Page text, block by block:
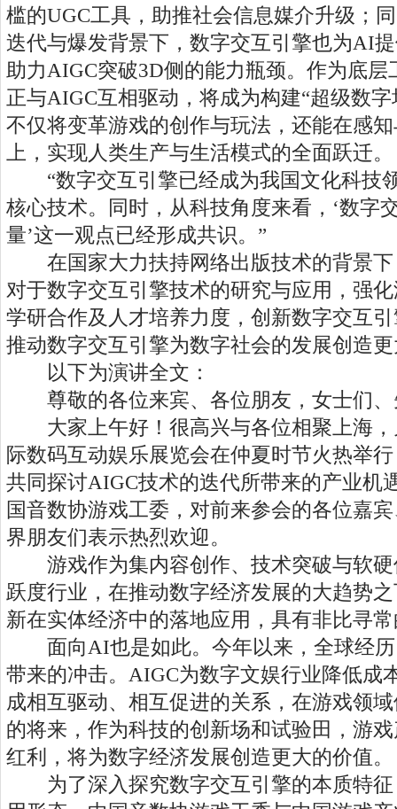
槛的UGC工具，助推社会信息媒介升级；
迭代与爆发背景下，数字交互引擎也为AI
助力AIGC突破3D侧的能力瓶颈。作为底层
正与AIGC互相驱动，将成为构建“超级数
不仅将变革游戏的创作与玩法，还能在感
上，实现人类生产与生活模式的全面跃迁。
“数字交互引擎已经成为我国文化科技
核心技术。同时，从科技角度来看，‘数字
量’这一观点已经形成共识。”
在国家大力扶持网络出版技术的背景下
对于数字交互引擎技术的研究与应用，强
学研合作及人才培养力度，创新数字交互
推动数字交互引擎为数字社会的发展创造
以下为演讲全文：
尊敬的各位来宾、各位朋友，女士们、
大家上午好！很高兴与各位相聚上海，
际数码互动娱乐展览会在仲夏时节火热举
共同探讨AIGC技术的迭代所带来的产业机
国音数协游戏工委，对前来参会的各位嘉
界朋友们表示热烈欢迎。
游戏作为集内容创作、技术突破与软硬
跃度行业，在推动数字经济发展的大趋势
新在实体经济中的落地应用，具有非比寻
面向AI也是如此。今年以来，全球经历
带来的冲击。AIGC为数字文娱行业降低成
成相互驱动、相互促进的关系，在游戏领
的将来，作为科技的创新场和试验田，游
红利，将为数字经济发展创造更大的价值。
为了深入探究数字交互引擎的本质特征